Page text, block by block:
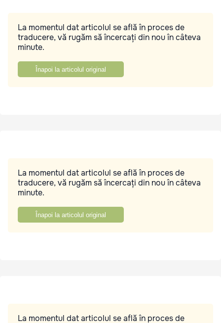
La momentul dat articolul se află în proces de
traducere, vă rugăm să încercați din nou în câteva
minute.
Înapoi la articolul original
La momentul dat articolul se află în proces de
traducere, vă rugăm să încercați din nou în câteva
minute.
Înapoi la articolul original
La momentul dat articolul se află în proces de